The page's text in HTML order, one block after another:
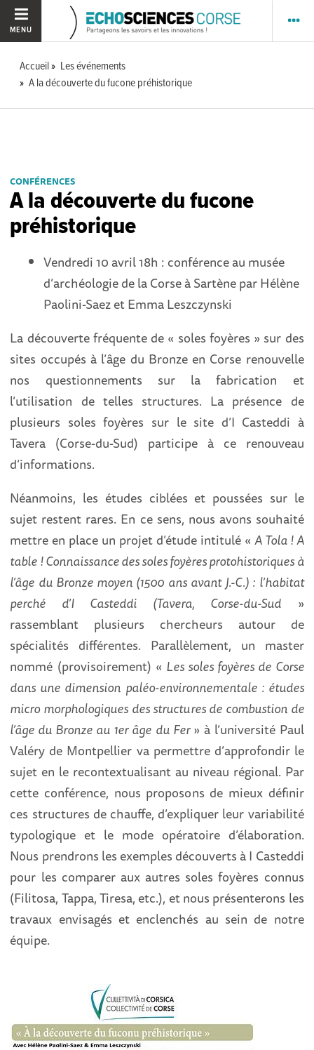
MENU
Accueil
Les événements
A la découverte du fucone préhistorique
CONFÉRENCES
A la découverte du fucone
préhistorique
Vendredi 10 avril 18h : conférence au musée
d’archéologie de la Corse à Sartène par Hélène
Paolini-Saez et Emma Leszczynski
La découverte fréquente de « soles foyères » sur des
sites occupés à l’âge du Bronze en Corse renouvelle
nos questionnements sur la fabrication et
l’utilisation de telles structures. La présence de
plusieurs soles foyères sur le site d’I Casteddi à
Tavera (Corse-du-Sud) participe à ce renouveau
d’informations.
Néanmoins, les études ciblées et poussées sur le
sujet restent rares. En ce sens, nous avons souhaité
mettre en place un projet d’étude intitulé « A Tola ! A
table ! Connaissance des soles foyères protohistoriques à
l’âge du Bronze moyen (1500 ans avant J.-C.) : l’habitat
perché d’I Casteddi (Tavera, Corse-du-Sud »
rassemblant plusieurs chercheurs autour de
spécialités différentes. Parallèlement, un master
nommé (provisoirement) « Les soles foyères de Corse
dans une dimension paléo-environnementale : études
micro morphologiques des structures de combustion de
l’âge du Bronze au 1er âge du Fer» à l’université Paul
Valéry de Montpellier va permettre d’approfondir le
sujet en le recontextualisant au niveau régional. Par
cette conférence, nous proposons de mieux définir
ces structures de chauffe, d’expliquer leur variabilité
typologique et le mode opératoire d’élaboration.
Nous prendrons les exemples découverts à I Casteddi
pour les comparer aux autres soles foyères connus
(Filitosa, Tappa, Tiresa, etc.), et nous présenterons les
travaux envisagés et enclenchés au sein de notre
équipe.